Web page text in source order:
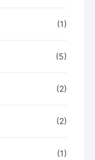
(1)
(5)
(2)
(2)
(1)